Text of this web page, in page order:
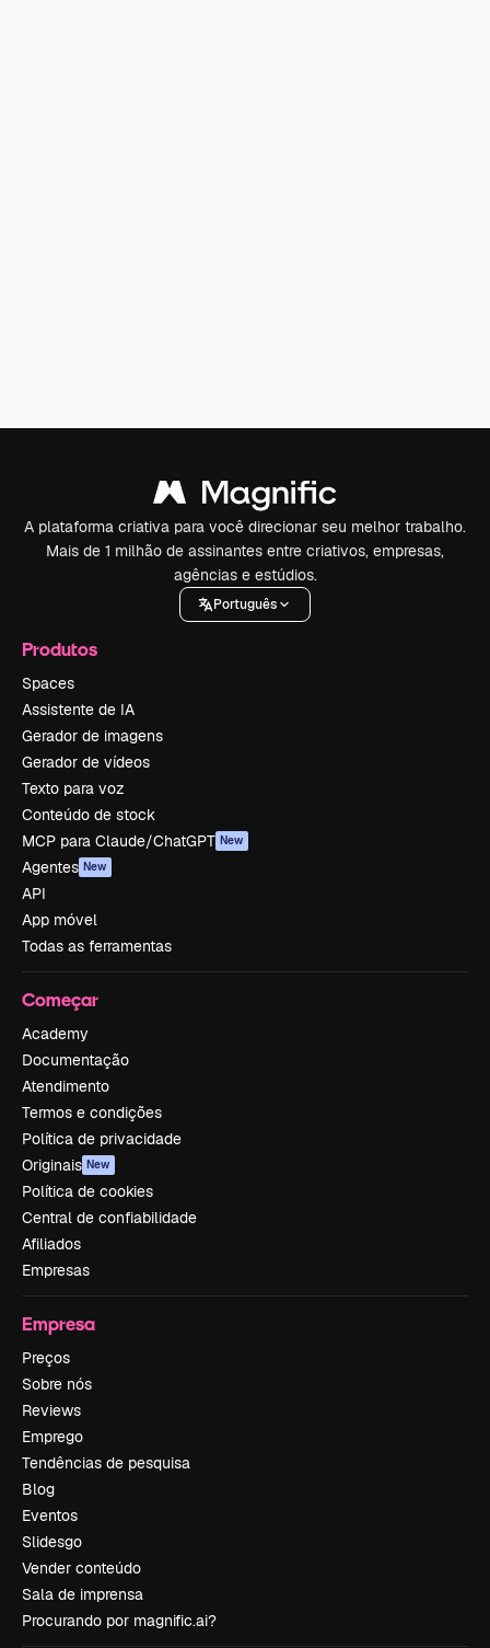
A plataforma criativa para você direcionar seu melhor trabalho.
Mais de 1 milhão de assinantes entre criativos, empresas,
agências e estúdios.
Português
Produtos
Spaces
Assistente de IA
Gerador de imagens
Gerador de vídeos
Texto para voz
Conteúdo de stock
MCP para Claude/ChatGPT New
Agentes New
API
App móvel
Todas as ferramentas
Começar
Academy
Documentação
Atendimento
Termos e condições
Política de privacidade
Originais New
Política de cookies
Central de confiabilidade
Afiliados
Empresas
Empresa
Preços
Sobre nós
Reviews
Emprego
Tendências de pesquisa
Blog
Eventos
Slidesgo
Vender conteúdo
Sala de imprensa
Procurando por magnific.ai?